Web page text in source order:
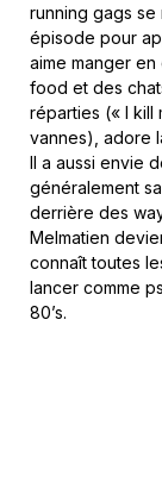
running gags se
épisode pour
aime manger
food et des
réparties (« I kill
vannes), adore
Il a aussi envie
généralement
derrière des
Melmatien
connaît toutes
lancer comme
80’s.